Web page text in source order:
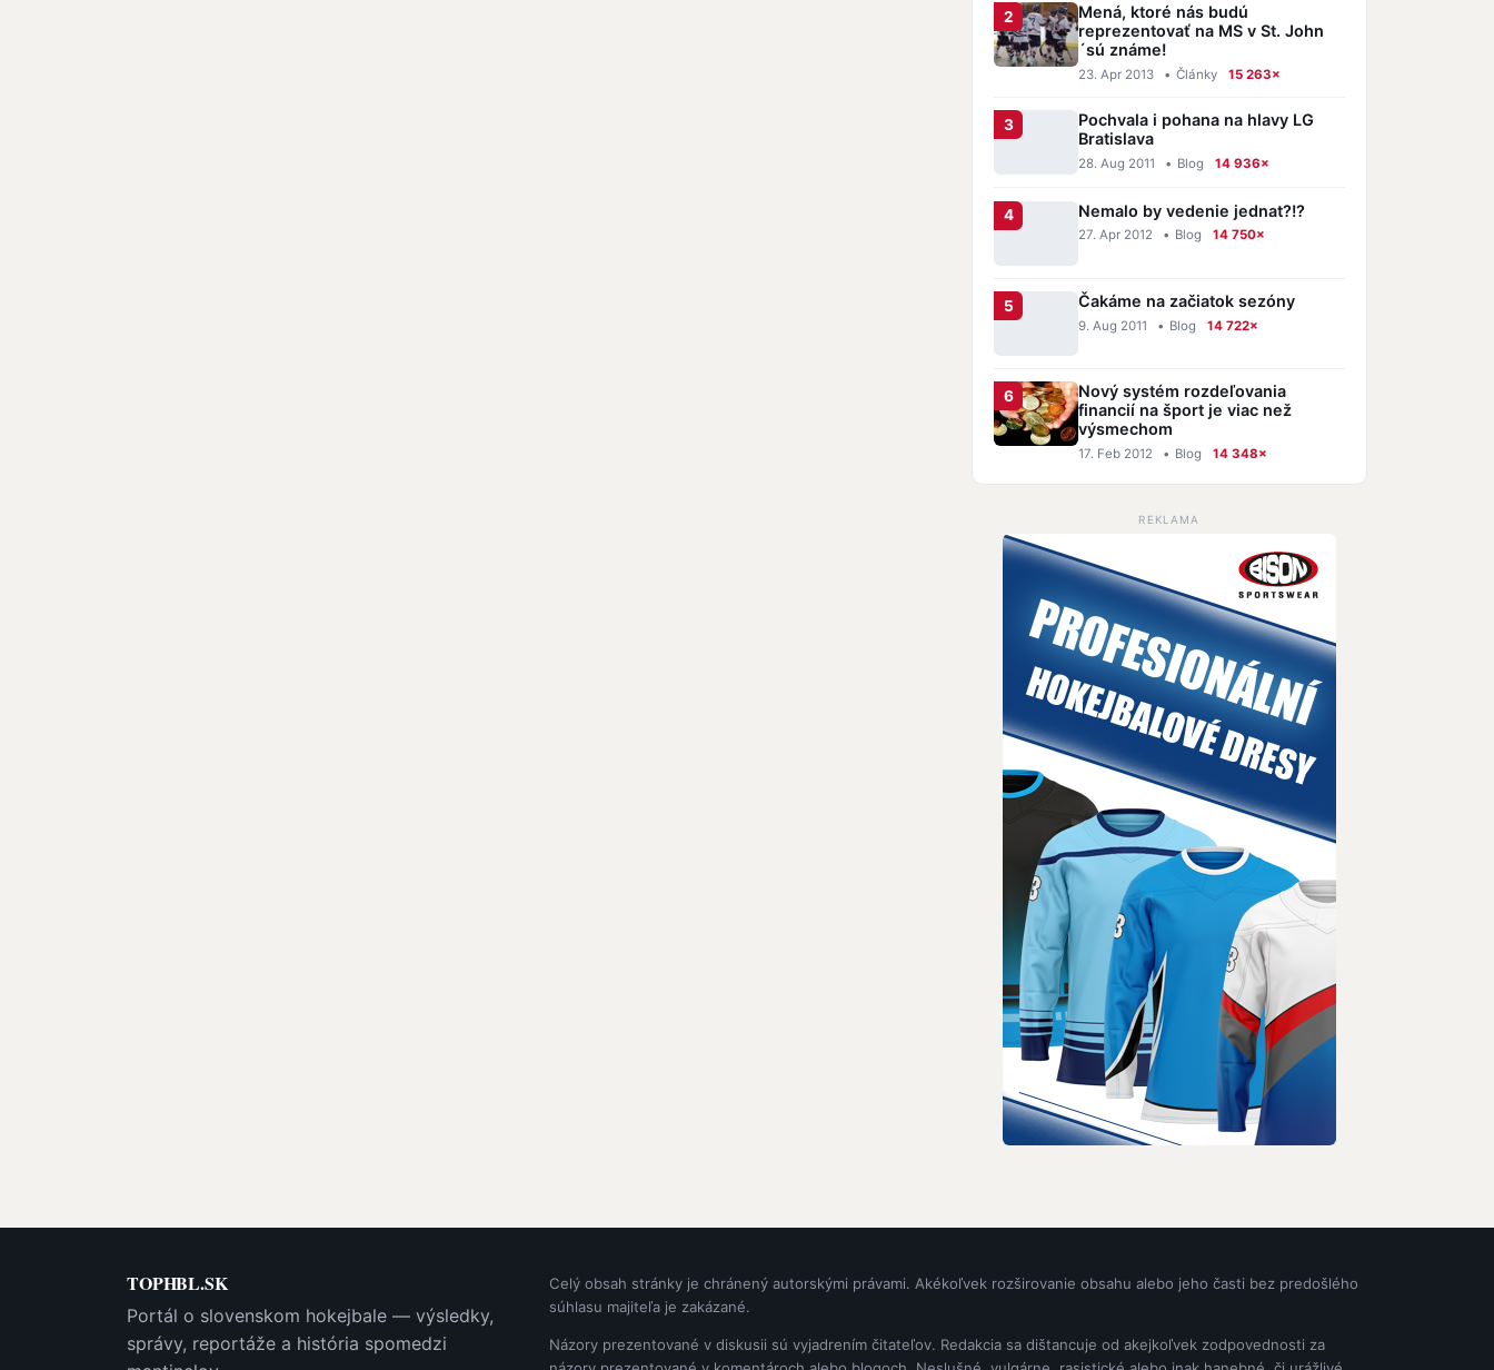
Mená, ktoré nás budú
reprezentovať na MS v St. John
´sú známe!
23. Apr 2013 • Články 15 263×
Pochvala i pohana na hlavy LG
Bratislava
28. Aug 2011 • Blog 14 936×
Nemalo by vedenie jednat?!?
27. Apr 2012 • Blog 14 750×
Čakáme na začiatok sezóny
9. Aug 2011 • Blog 14 722×
Nový systém rozdeľovania
financií na šport je viac než
výsmechom
17. Feb 2012 • Blog 14 348×
REKLAMA
TOPHBL.SK
Portál o slovenskom hokejbale — výsledky,
správy, reportáže a história spomedzi
Celý obsah stránky je chránený autorskými právami. Akékoľvek rozširovanie obsahu alebo jeho časti bez predošlého
súhlasu majiteľa je zakázané.
Názory prezentované v diskusii sú vyjadrením čitateľov. Redakcia sa dištancuje od akejkoľvek zodpovednosti za